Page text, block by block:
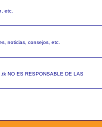
etc.
noticias, consejos, etc.
NO ES RESPONSABLE DE LAS